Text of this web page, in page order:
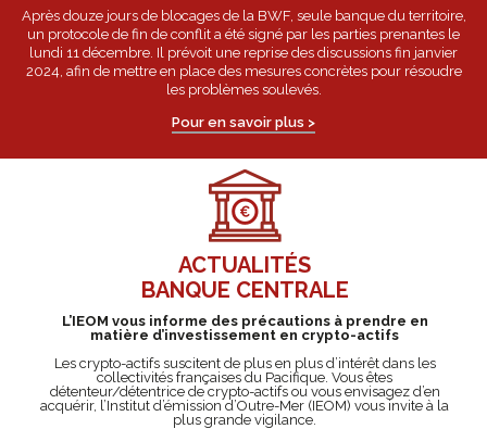
Après douze jours de blocages de la BWF, seule banque du territoire,
un protocole de fin de conflit a été signé par les parties prenantes le
lundi 11 décembre. Il prévoit une reprise des discussions fin janvier
2024, afin de mettre en place des mesures concrètes pour résoudre
les problèmes soulevés.
Pour en savoir plus >
ACTUALITÉS
BANQUE CENTRALE
L’IEOM vous informe des précautions à prendre en
matière d’investissement en crypto-actifs
Les crypto-actifs suscitent de plus en plus d’intérêt dans les
collectivités françaises du Pacifique. Vous êtes
détenteur/détentrice de crypto-actifs ou vous envisagez d’en
acquérir, l’Institut d’émission d’Outre-Mer (IEOM) vous invite à la
plus grande vigilance.